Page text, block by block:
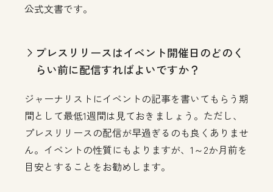
公式文書です。
プレスリリースはイベント開催日のどのく
らい前に配信すればよいですか？
ジャーナリストにイベントの記事を書いてもらう期
間として最低1週間は見ておきましょう。ただし、
プレスリリースの配信が早過ぎるのも良くありませ
ん。イベントの性質にもよりますが、1～2か月前を
目安とすることをお勧めします。